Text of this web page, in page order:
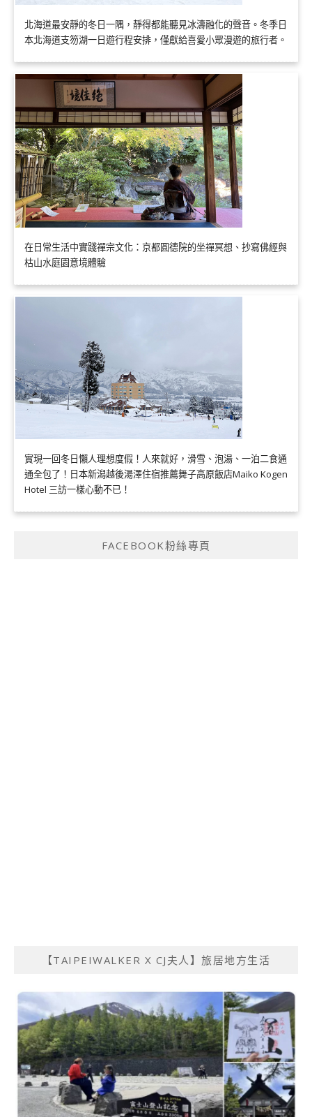
北海道最安靜的冬日一隅，靜得都能聽見冰濤融化的聲音。冬季日
本北海道支笏湖一日遊行程安排，僅獻給喜愛小眾漫遊的旅行者。
在日常生活中實踐禪宗文化：京都圓德院的坐禪冥想、抄寫佛經與
枯山水庭園意境體驗
實現一回冬日懶人理想度假！人來就好，滑雪、泡湯、一泊二食通
通全包了！日本新潟越後湯澤住宿推薦舞子高原飯店Maiko Kogen
Hotel 三訪一樣心動不已！
FACEBOOK粉絲專頁
【TAIPEIWALKER X CJ夫人】旅居地方生活